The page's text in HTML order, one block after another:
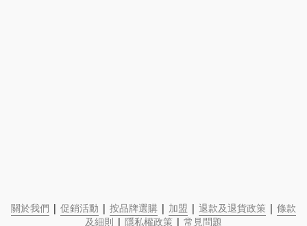
關於我們 | 促銷活動 | 按品牌選購 | 加盟 | 退款及退貨政策 | 條款
及細則 | 隱私權政策 | 常見問題